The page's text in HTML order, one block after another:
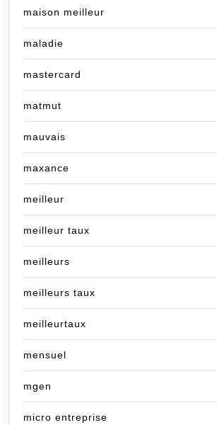
maison meilleur
maladie
mastercard
matmut
mauvais
maxance
meilleur
meilleur taux
meilleurs
meilleurs taux
meilleurtaux
mensuel
mgen
micro entreprise